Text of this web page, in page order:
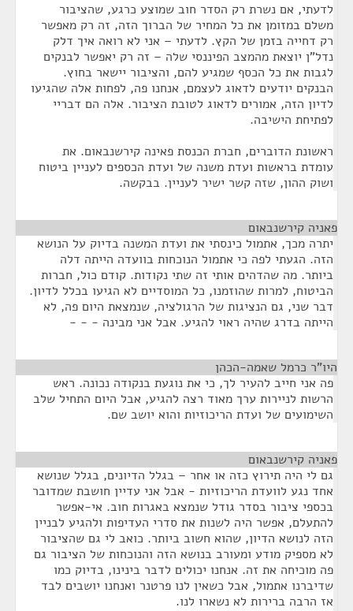
לדעתי, אם נשרת רק הסדר חוב שמוצע כרגע, שהציבור
משלם במזומן את כל המחיר של הברוך הזה, זה רק מאפשר
רק דחייה בזמן של הקץ. לדעתי – אני לא רואה איך דלק
נדל"ן יוצאת מהמצב הפיננסי שלה – זה רק יאפשר לבנקים
לגבות את כל הכסף שמגיע להם, והציבור יישאר בחוץ.
הבנקים יודעים לדאוג לעצמם, אנחנו פה, לפחות אלה שהגיעו
לדיון הזה, אמורים לדאוג לטובת הציבור. אלה הם דבריי
לפתיחת הישיבה.
ראשונת הדוברים, חברת הכנסת פאינה קירשנבאום. את
עומדת בראשות ועדת משנה של ועדת הכספים לעניין ביטוח
ושוק ההון, שזה קשר ישיר לעניין. בבקשה.
פאניה קירשנבאום
יתרה מכך, אתמול כינסתי את ועדת המשנה בדיוק על הנושא
הזה. הגעתי לפה כי אתמול הנוכחות בוועדה הייתה דלה
ביותר. מה שהדהים אותי זה שתי נקודות. קודם כול, חברות
הביטוח, למרות שהוזמנו, כל המוסדיים לא הגיעו בכלל לדיון.
דבר שני, גם הנציגות של הרגולציה, שנמצאת היום פה, לא
הייתה בדרג שהיה ראוי להגיע. אבל אני מבינה - - -
היו"ר כרמל שאמה-הכהן
פה אני חייב להעיר לך, כי את נוגעת בנקודה נכונה. ראש
הרשות לניירות ערך מאוד רצה להגיע, אבל היום התחיל שלב
השימועים של ועדת הריכוזיות והוא יושב שם.
פאניה קירשנבאום
גם לי היה תירוץ כזה או אחר – בגלל הדיונים, בגלל שנושא
אחד נגע לוועדת הריכוזיות - אבל אני עדיין חושבת שמדובר
בכספי ציבור בסדר גודל שנמצא באגרות חוב. אי-אפשר
להתעלם, אפשר היה לשנות את סדרי העדיפות ולהגיע לבניין
הזה לנושא הדיון, שהוא חשוב ביותר. כואב לי גם שהציבור
לא מספיק מודע ומעורב בנושא הזה והנוכחות של הציבור גם
פה מוכיחה את זה. אנחנו יכולים לדבר בינינו, בדיוק כמו
שדיברנו אתמול, אבל כשאין לנו פרטנר ואנחנו יושבים לבד
אז הרבה ברירות לא נשארו לנו.